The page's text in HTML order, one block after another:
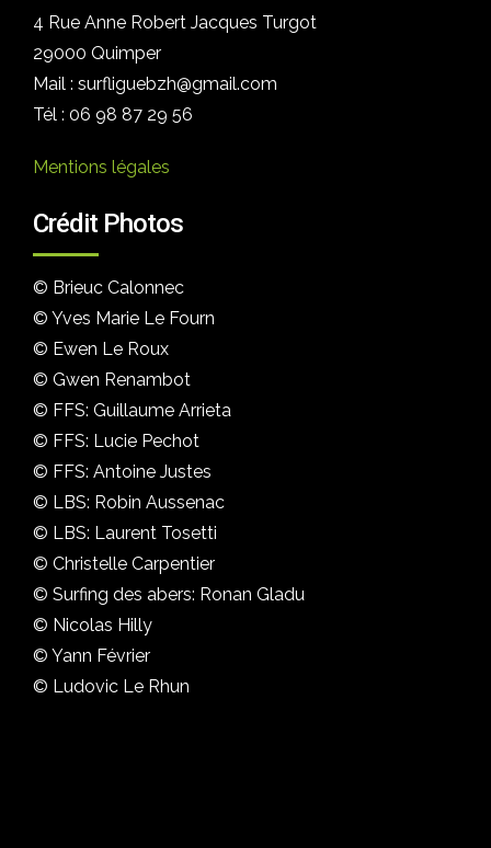
4 Rue Anne Robert Jacques Turgot
29000 Quimper
Mail : surfliguebzh@gmail.com
Tél : 06 98 87 29 56
Mentions légales
Crédit Photos
© Brieuc Calonnec
© Yves Marie Le Fourn
© Ewen Le Roux
© Gwen Renambot
© FFS: Guillaume Arrieta
© FFS: Lucie Pechot
© FFS: Antoine Justes
© LBS: Robin Aussenac
© LBS: Laurent Tosetti
© Christelle Carpentier
© Surfing des abers: Ronan Gladu
© Nicolas Hilly
© Yann Février
© Ludovic Le Rhun